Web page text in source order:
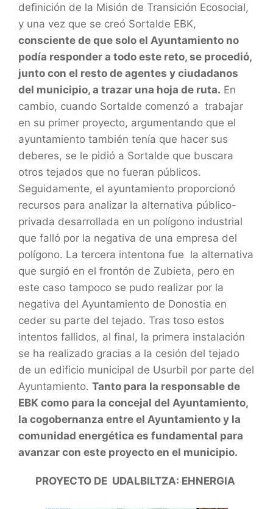
definición de la Misión de Transición Ecosocial,
y una vez que se creó Sortalde EBK,
consciente de que solo el Ayuntamiento no
podía responder a todo este reto, se procedió,
junto con el resto de agentes y ciudadanos
del municipio, a trazar una hoja de ruta. En
cambio, cuando Sortalde comenzó a trabajar
en su primer proyecto, argumentando que el
ayuntamiento también tenía que hacer sus
deberes, se le pidió a Sortalde que buscara
otros tejados que no fueran públicos.
Seguidamente, el ayuntamiento proporcionó
recursos para analizar la alternativa público-
privada desarrollada en un polígono industrial
que falló por la negativa de una empresa del
polígono. La tercera intentona fue la alternativa
que surgió en el frontón de Zubieta, pero en
este caso tampoco se pudo realizar por la
negativa del Ayuntamiento de Donostia en
ceder su parte del tejado. Tras toso estos
intentos fallidos, al final, la primera instalación
se ha realizado gracias a la cesión del tejado
de un edificio municipal de Usurbil por parte del
Ayuntamiento. Tanto para la responsable de
EBK como para la concejal del Ayuntamiento,
la cogobernanza entre el Ayuntamiento y la
comunidad energética es fundamental para
avanzar con este proyecto en el municipio.
PROYECTO DE UDALBILTZA: EHNERGIA